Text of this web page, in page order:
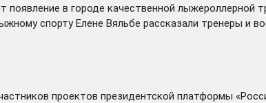
появление в городе качественной лыжероллерной
спорту Елене Вяльбе рассказали тренеры
проектов президентской платформы